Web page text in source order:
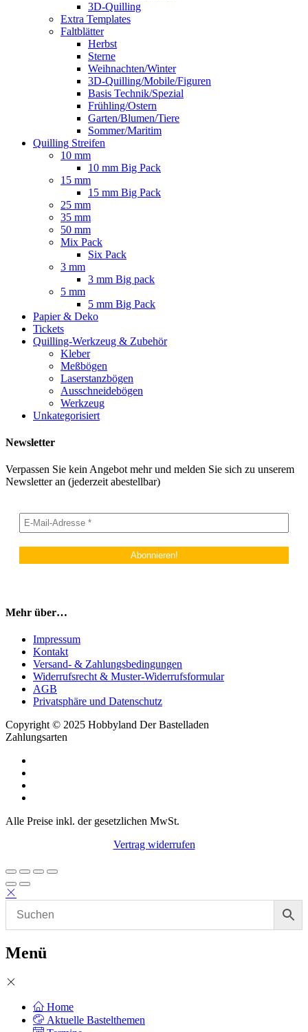
3D-Quilling
Extra Templates
Faltblätter
Herbst
Sterne
Weihnachten/Winter
3D-Quilling/Mobile/Figuren
Basis Technik/Spezial
Frühling/Ostern
Garten/Blumen/Tiere
Sommer/Maritim
Quilling Streifen
10 mm
10 mm Big Pack
15 mm
15 mm Big Pack
25 mm
35 mm
50 mm
Mix Pack
Six Pack
3 mm
3 mm Big pack
5 mm
5 mm Big Pack
Papier & Deko
Tickets
Quilling-Werkzeug & Zubehör
Kleber
Meßbögen
Laserstanzbögen
Ausschneidebögen
Werkzeug
Unkategorisiert
Newsletter
Verpassen Sie kein Angebot mehr und melden Sie sich zu unserem
Newsletter an (jederzeit abestellbar)
Mehr über…
Impressum
Kontakt
Versand- & Zahlungsbedingungen
Widerrufsrecht & Muster-Widerrufsformular
AGB
Privatsphäre und Datenschutz
Copyright © 2025 Hobbyland Der Bastelladen
Zahlungsarten
Alle Preise inkl. der gesetzlichen MwSt.
Vertrag widerrufen
Menü
Home
Aktuelle Bastelthemen